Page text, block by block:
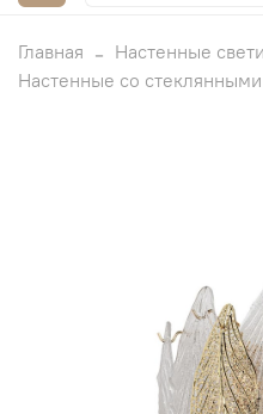
Главная
Настенные
Настенные со